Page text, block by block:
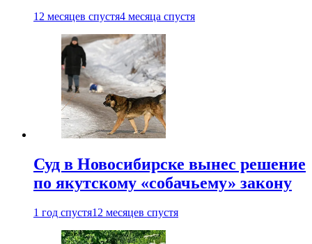
12 месяцев спустя4 месяца спустя
Суд в Новосибирске вынес решение
по якутскому «собачьему» закону
1 год спустя12 месяцев спустя